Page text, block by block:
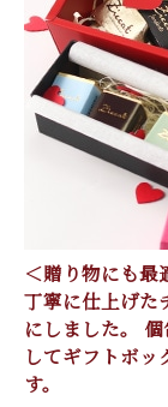
＜贈り物にも最
丁寧に仕上げた
にしました。
してギフトボッ
す。